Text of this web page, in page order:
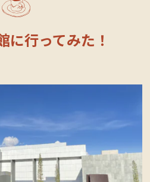
に行ってみた！